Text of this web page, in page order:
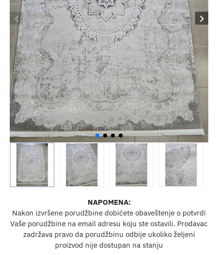
NAPOMENA:
Nakon izvršene porudžbine dobićete obaveštenje o potvrdi
Vaše porudžbine na email adresu koju ste ostavili. Prodavac
zadržava pravo da porudžbinu odbije ukoliko željeni
proizvod nije dostupan na stanju